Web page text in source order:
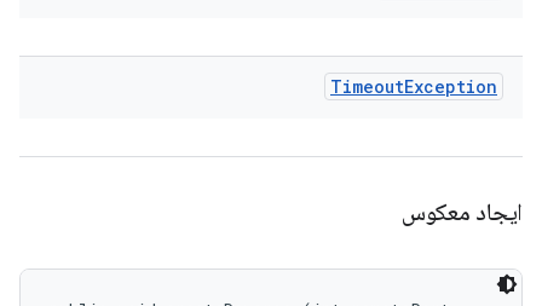
TimeoutException
ایجاد معکوس